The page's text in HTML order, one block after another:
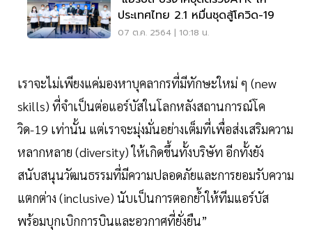
ประเทศไทย 2.1 หมื่นชุดสู้โควิด-19
07 ต.ค. 2564 | 10:18 น.
เราจะไม่เพียงแค่มองหาบุคลากรที่มีทักษะใหม่ ๆ (new
skills) ที่จำเป็นต่อแอร์บัสในโลกหลังสถานการณ์โค
วิด-19 เท่านั้น แต่เราจะมุ่งมั่นอย่างเต็มที่เพื่อส่งเสริมความ
หลากหลาย (diversity) ให้เกิดขึ้นทั้งบริษัท อีกทั้งยัง
สนับสนุนวัฒนธรรมที่มีความปลอดภัยและการยอมรับความ
แตกต่าง (inclusive) นับเป็นการตอกย้ำให้ทีมแอร์บัส
พร้อมบุกเบิกการบินและอวกาศที่ยั่งยืน”